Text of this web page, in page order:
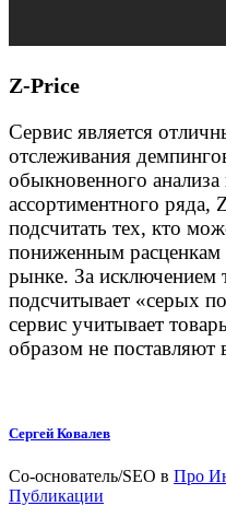
Z-Price
Сервис является
отслеживания
обыкновенного
ассортиментного ряда,
подсчитать тех, кто
пониженным расценкам
рынке. За исключением
подсчитывает «серых
сервис учитывает
образом не поставляют
Сергей Ковалев
Со-основатель/SEO в Про
Публикации